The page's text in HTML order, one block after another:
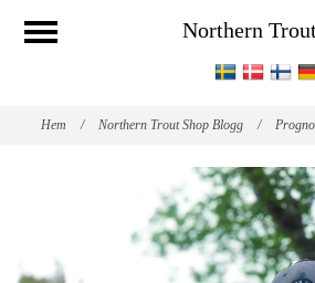
Northern
Hem / Northern Trout Shop Blogg /